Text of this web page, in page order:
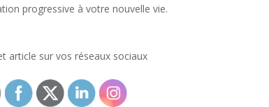
progressive à votre nouvelle vie.
article sur vos réseaux sociaux